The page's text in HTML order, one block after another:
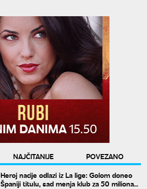
NAJČITANIJE
POVEZANO
Heroj nacije odlazi iz La lige: Golom doneo
Španiji titulu, sad menja klub za 50 miliona